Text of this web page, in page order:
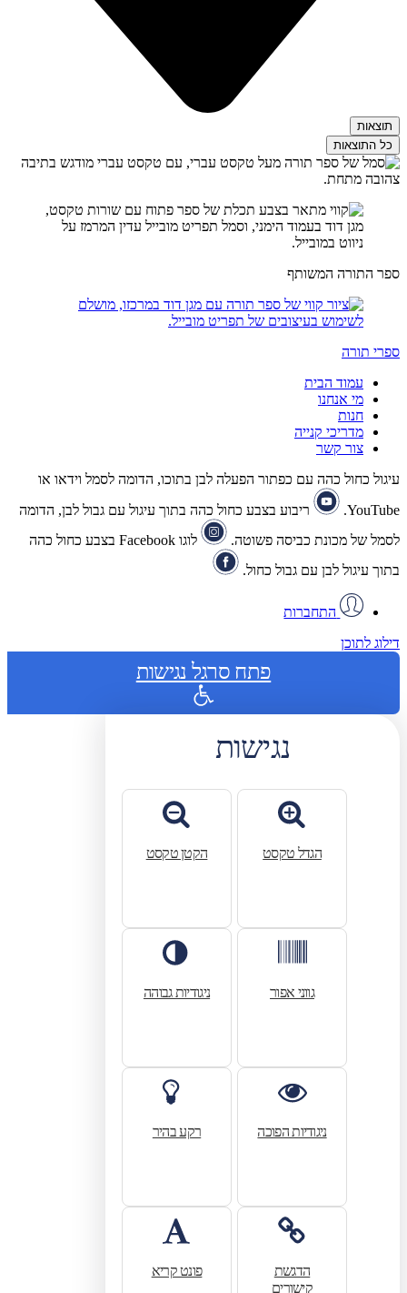
תוצאות
כל התוצאות
ספר התורה המשותף
ספרי תורה
עמוד הבית
מי אנחנו
חנות
מדריכי קנייה
צור קשר
עיגול כחול כהה עם כפתור הפעלה לבן בתוכו, הדומה לסמל וידאו או
YouTube.
ריבוע בצבע כחול כהה בתוך עיגול עם גבול לבן, הדומה
לסמל של מכונת כביסה פשוטה.
לוגו Facebook בצבע כחול כהה
בתוך עיגול לבן עם גבול כחול.
התחברות
דילוג לתוכן
פתח סרגל נגישות
נגישות
הגדל טקסט הקטן טקסט
גווני אפור ניגודיות גבוהה
ניגודיות הפוכה רקע בהיר
הדגשת
קישורים
פונט קריא